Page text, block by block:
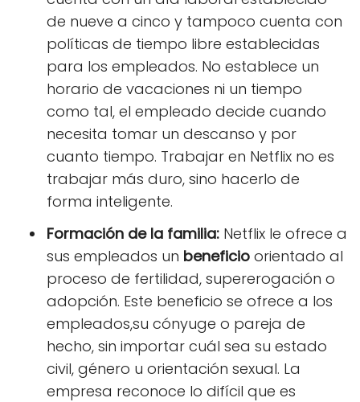
de nueve a cinco y tampoco cuenta con
políticas de tiempo libre establecidas
para los empleados. No establece un
horario de vacaciones ni un tiempo
como tal, el empleado decide cuando
necesita tomar un descanso y por
cuanto tiempo. Trabajar en Netflix no es
trabajar más duro, sino hacerlo de
forma inteligente.
Formación de la familia: Netflix le ofrece a
sus empleados un beneficio orientado al
proceso de fertilidad, supererogación o
adopción. Este beneficio se ofrece a los
empleados,su cónyuge o pareja de
hecho, sin importar cuál sea su estado
civil, género u orientación sexual. La
empresa reconoce lo difícil que es